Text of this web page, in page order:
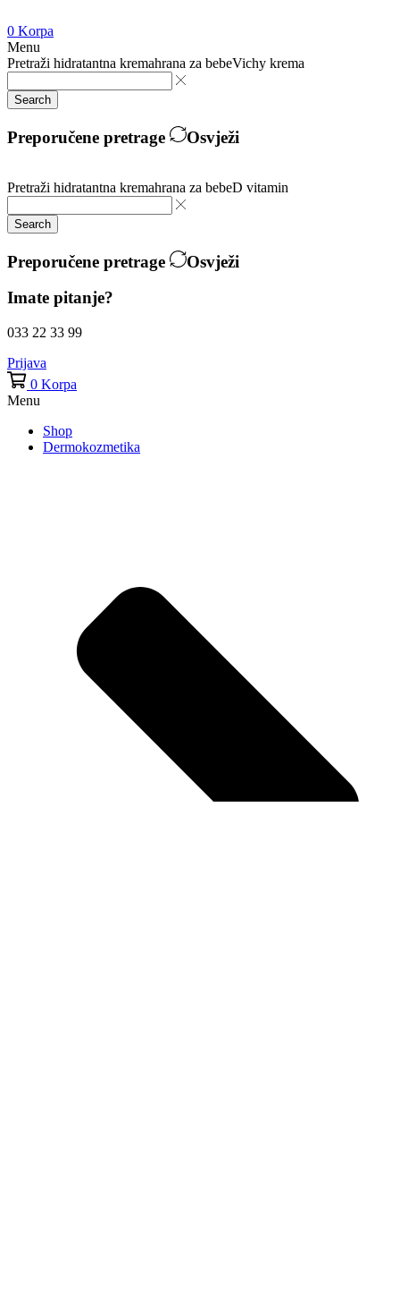
0 Korpa
Menu
Pretraži hidratantna kremahrana za bebeVichy krema
Search
Preporučene pretrage Osvježi
Pretraži hidratantna kremahrana za bebeD vitamin
Search
Preporučene pretrage
Osvježi
Imate pitanje?
033 22 33 99
Prijava
0 Korpa
Menu
Shop
Dermokozmetika